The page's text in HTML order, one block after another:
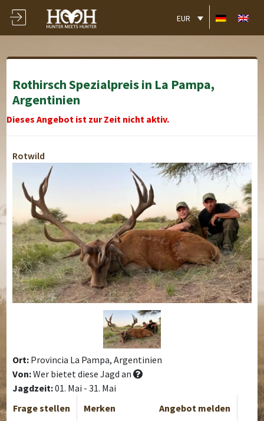
EUR
Rothirsch Spezialpreis in La Pampa,
Argentinien
Dieses Angebot ist zur Zeit nicht aktiv.
Rotwild
Ort: Provincia La Pampa, Argentinien
Von:Wer bietet diese Jagd an
Jagdzeit:01. Mai - 31. Mai
Frage stellen
Merken Angebot melden